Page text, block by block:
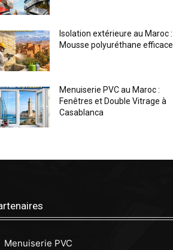
Isolation extérieure au Maroc :
Mousse polyuréthane efficace
Menuiserie PVC au Maroc :
Fenêtres et Double Vitrage à
Casablanca
Menuiserie PVC